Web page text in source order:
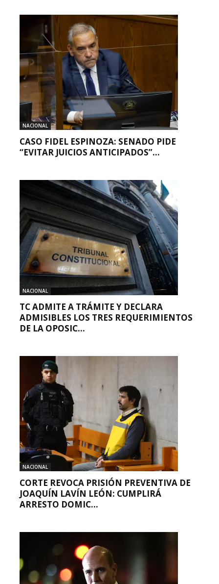
NACIONAL
CASO FIDEL ESPINOZA: SENADO PIDE
“EVITAR JUICIOS ANTICIPADOS”...
NACIONAL
TC ADMITE A TRÁMITE Y DECLARA
ADMISIBLES LOS TRES REQUERIMIENTOS
DE LA OPOSIC...
NACIONAL
CORTE REVOCA PRISIÓN PREVENTIVA DE
JOAQUÍN LAVÍN LEÓN: CUMPLIRÁ
ARRESTO DOMIC...